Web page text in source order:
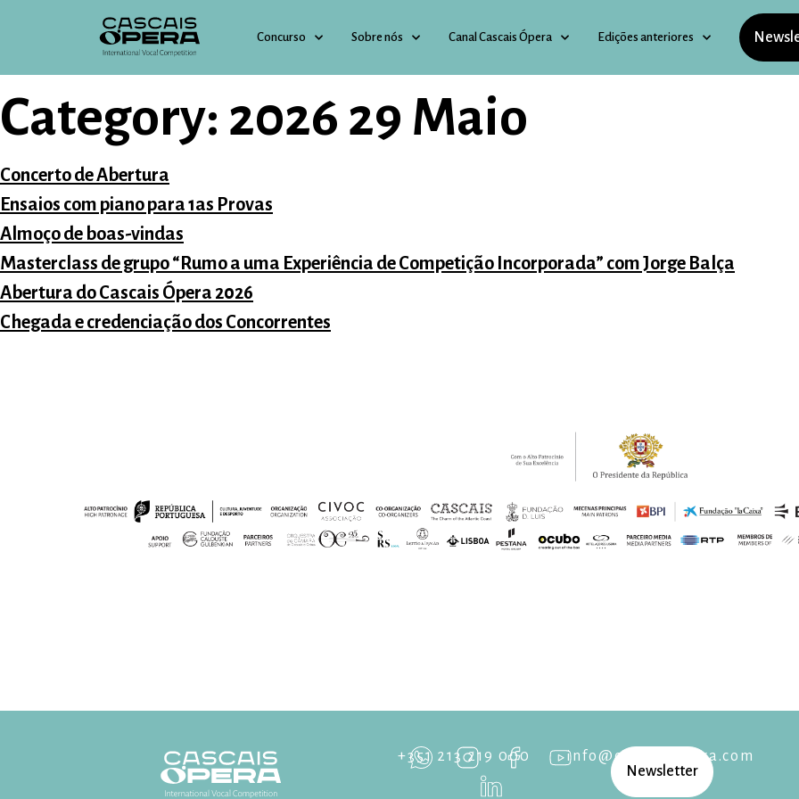
Concurso Sobre nós Canal Cascais Ópera Edições anteriores
Category: 2026 29 Maio
Concerto de Abertura
Ensaios com piano para 1as Provas
Almoço de boas-vindas
Masterclass de grupo “Rumo a uma Experiência de Competição Incorporada” com Jorge Balça
Abertura do Cascais Ópera 2026
Chegada e credenciação dos Concorrentes
+351 213 219 000
info@cascaisopera.com
Newsletter